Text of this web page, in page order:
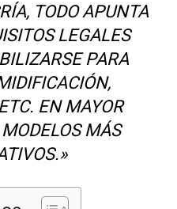
TODO APUNTA
LEGALES
PARA
EN MAYOR
MÁS